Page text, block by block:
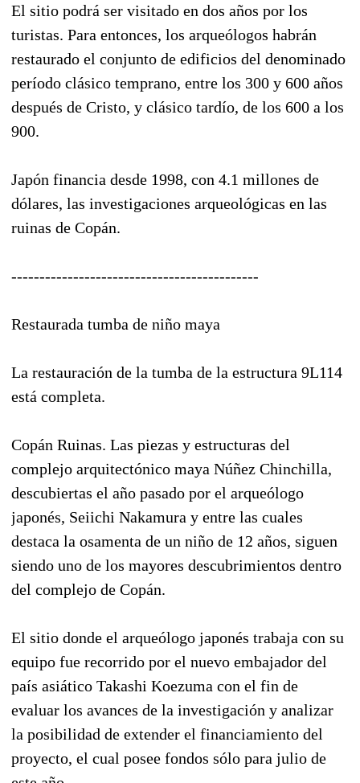
El sitio podrá ser visitado en dos años por los
turistas. Para entonces, los arqueólogos habrán
restaurado el conjunto de edificios del denominado
período clásico temprano, entre los 300 y 600 años
después de Cristo, y clásico tardío, de los 600 a los
900.
Japón financia desde 1998, con 4.1 millones de
dólares, las investigaciones arqueológicas en las
ruinas de Copán.
--------------------------------------------
Restaurada tumba de niño maya
La restauración de la tumba de la estructura 9L114
está completa.
Copán Ruinas. Las piezas y estructuras del
complejo arquitectónico maya Núñez Chinchilla,
descubiertas el año pasado por el arqueólogo
japonés, Seiichi Nakamura y entre las cuales
destaca la osamenta de un niño de 12 años, siguen
siendo uno de los mayores descubrimientos dentro
del complejo de Copán.
El sitio donde el arqueólogo japonés trabaja con su
equipo fue recorrido por el nuevo embajador del
país asiático Takashi Koezuma con el fin de
evaluar los avances de la investigación y analizar
la posibilidad de extender el financiamiento del
proyecto, el cual posee fondos sólo para julio de